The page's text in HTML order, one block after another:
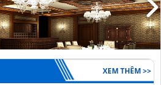
XEM THÊM >>